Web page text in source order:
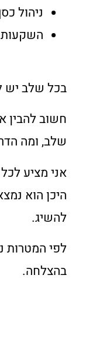
ניהול
השקעות
בכל שלב יש
חשוב להבין
שלב, ומה
אני מציע
היכן הוא
להשיג.
לפי המטרות
בהצלחה.